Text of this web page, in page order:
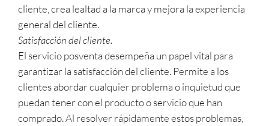
cliente, crea lealtad a la marca y mejora la experiencia
general del cliente.
Satisfacción del cliente.
El servicio posventa desempeña un papel vital para
garantizar la satisfacción del cliente. Permite a los
clientes abordar cualquier problema o inquietud que
puedan tener con el producto o servicio que han
comprado. Al resolver rápidamente estos problemas,